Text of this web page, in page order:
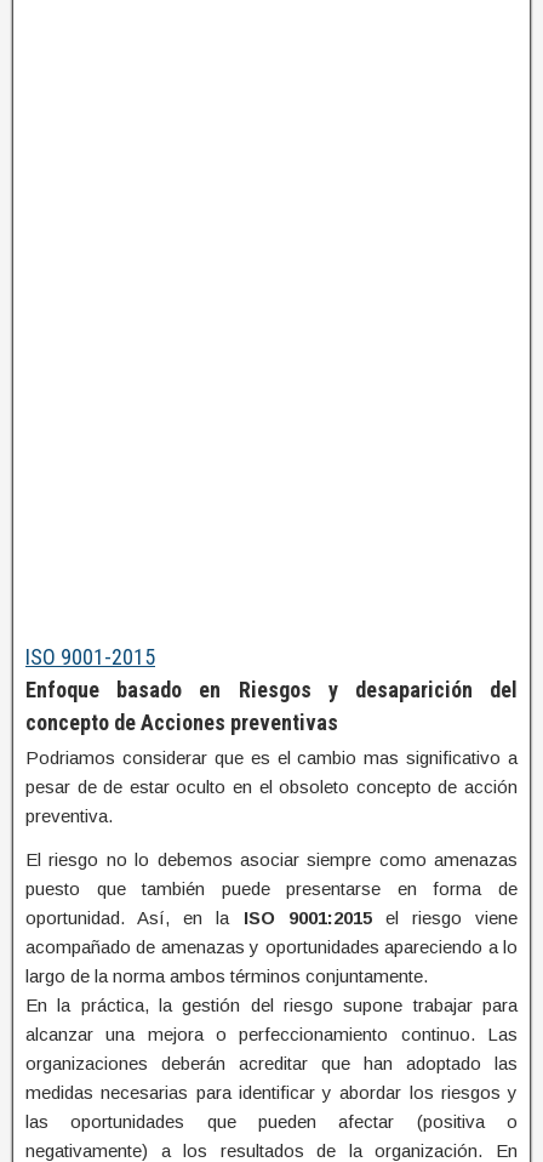
ISO 9001-2015
Enfoque basado en Riesgos y desaparición del
concepto de Acciones preventivas
Podriamos considerar que es el cambio mas significativo a
pesar de de estar oculto en el obsoleto concepto de acción
preventiva.
El riesgo no lo debemos asociar siempre como amenazas
puesto que también puede presentarse en forma de
oportunidad. Así, en la ISO 9001:2015el riesgo viene
acompañado de amenazas y oportunidades apareciendo a lo
largo de la norma ambos términos conjuntamente.
En la práctica, la gestión del riesgo supone trabajar para
alcanzar una mejora o perfeccionamiento continuo. Las
organizaciones deberán acreditar que han adoptado las
medidas necesarias para identificar y abordar los riesgos y
las oportunidades que pueden afectar (positiva o
negativamente) a los resultados de la organización. En